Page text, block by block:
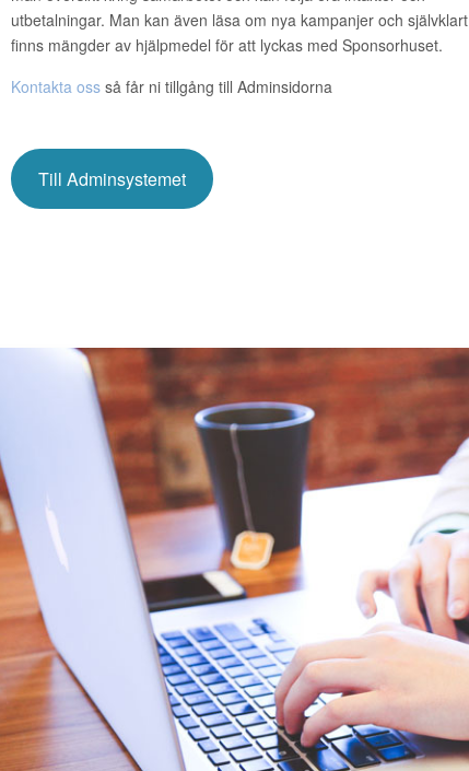
utbetalningar. Man kan även läsa om nya kampanjer och självklart
finns mängder av hjälpmedel för att lyckas med Sponsorhuset.
Kontakta oss så får ni tillgång till Adminsidorna
Till Adminsystemet